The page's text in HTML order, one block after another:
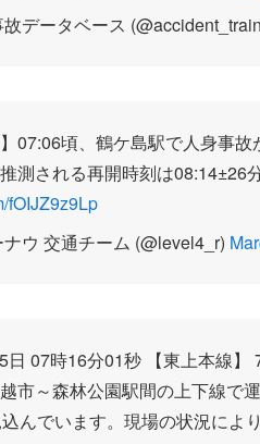
データベース
】07:06頃、鶴ケ島駅で人身事
測される再開時刻は08:14±26
fOIJZ9z9Lp
ウ 交通チーム (@level4_r)
日 07時16分01秒 【東上本線
市～森林公園駅間の上下線で
んでいます。現場の状況によ